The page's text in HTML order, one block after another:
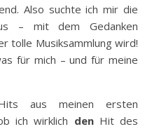
Also suchte ich mir die
– mit dem Gedanken
tolle Musiksammlung wird!
für mich – und für meine
aus meinen ersten
ich wirklich denHit des